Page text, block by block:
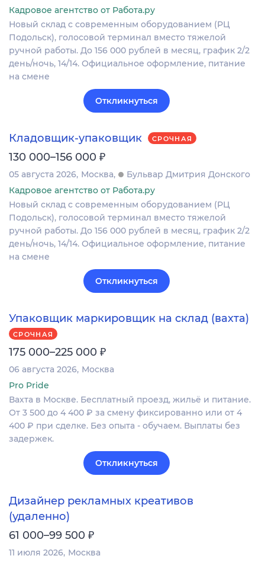
Кадровое агентство от Работа.ру
Новый склад с современным оборудованием (РЦ
Подольск), голосовой терминал вместо тяжелой
ручной работы. До 156 000 рублей в месяц, график 2/2
день/ночь, 14/14. Официальное оформление, питание
на смене
Откликнуться
Кладовщик-упаковщик СРОЧНАЯ
130 000–156 000 ₽
05 августа 2026 Москва
Бульвар Дмитрия Донского
Кадровое агентство от Работа.ру
Новый склад с современным оборудованием (РЦ
Подольск), голосовой терминал вместо тяжелой
ручной работы. До 156 000 рублей в месяц, график 2/2
день/ночь, 14/14. Официальное оформление, питание
на смене
Откликнуться
Упаковщик маркировщик на склад (вахта)
СРОЧНАЯ
175 000–225 000 ₽
06 августа 2026 Москва
Pro Pride
Вахта в Москве. Бесплатный проезд, жильё и питание.
От 3 500 до 4 400 ₽ за смену фиксированно или от 4
400 ₽ при сделке. Без опыта - обучаем. Выплаты без
задержек.
Откликнуться
Дизайнер рекламных креативов
(удаленно)
61 000–99 500 ₽
11 июля 2026 Москва